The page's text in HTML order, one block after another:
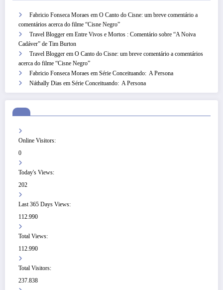
Fabricio Fonseca Moraes em O Canto do Cisne: um breve comentário a
comentários acerca do filme “Cisne Negro”
Travel Blogger em Entre Vivos e Mortos : Comentário sobre “A Noiva
Cadáver” de Tim Burton
Travel Blogger em O Canto do Cisne: um breve comentário a comentários
acerca do filme “Cisne Negro”
Fabricio Fonseca Moraes em Série Conceituando: A Persona
Náthally Dias em Série Conceituando: A Persona
Online Visitors:
0
Today's Views:
202
Last 365 Days Views:
112.990
Total Views:
112.990
Total Visitors:
237.838